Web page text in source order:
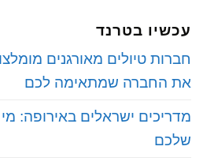
עכשיו בטרנד
חברות טיולים מאורגנים
את החברה שמתאימה לכם
מדריכים ישראלים באירופה:
שלכם